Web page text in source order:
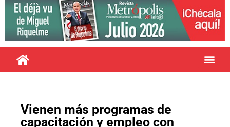
Vienen más programas de
capacitación y empleo con